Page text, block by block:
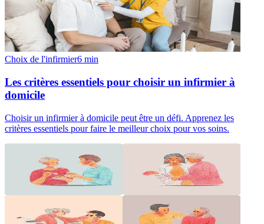
Choix de l'infirmier6 min
Les critères essentiels pour choisir un infirmier à
domicile
Choisir un infirmier à domicile peut être un défi. Apprenez les
critères essentiels pour faire le meilleur choix pour vos soins.